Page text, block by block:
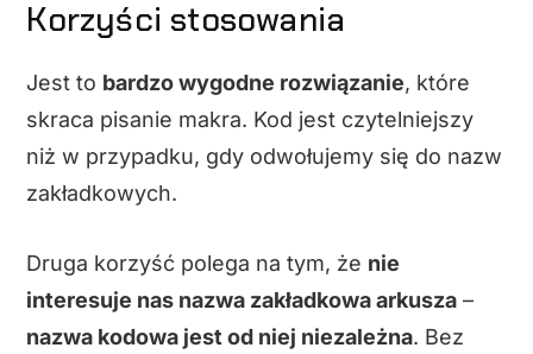
Korzyści stosowania
Jest to bardzo wygodne rozwiązanie, które
skraca pisanie makra. Kod jest czytelniejszy
niż w przypadku, gdy odwołujemy się do nazw
zakładkowych.
Druga korzyść polega na tym, że nie
interesuje nas nazwa zakładkowa arkusza –
nazwa kodowa jest od niej niezależna. Bez